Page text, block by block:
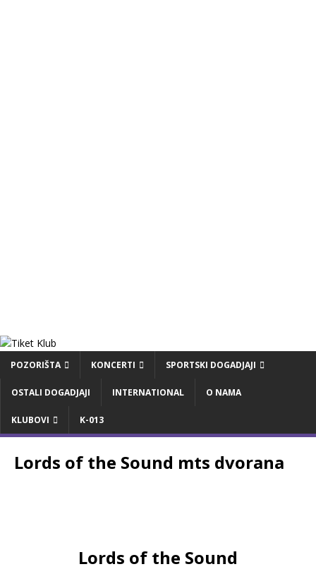
POZORIŠTA KONCERTI SPORTSKI DOGADJAJI
OSTALI DOGADJAJI INTERNATIONAL O NAMA
KLUBOVI K-013
Lords of the Sound mts dvorana
Lords of the Sound